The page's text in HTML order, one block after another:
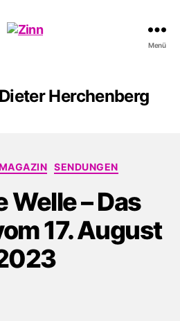
Menü
Dieter Herchenberg
KategorienSENDUNGEN
Welle – Das
17. August